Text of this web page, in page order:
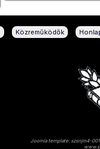
Közreműködők
Joomla template: szsnjm4-